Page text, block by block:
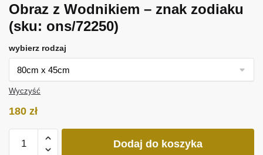
Obraz z Wodnikiem – znak zodiaku
(sku: ons/72250)
wybierz rodzaj
Wyczyść
180 zł
Obraz
Dodaj do koszyka